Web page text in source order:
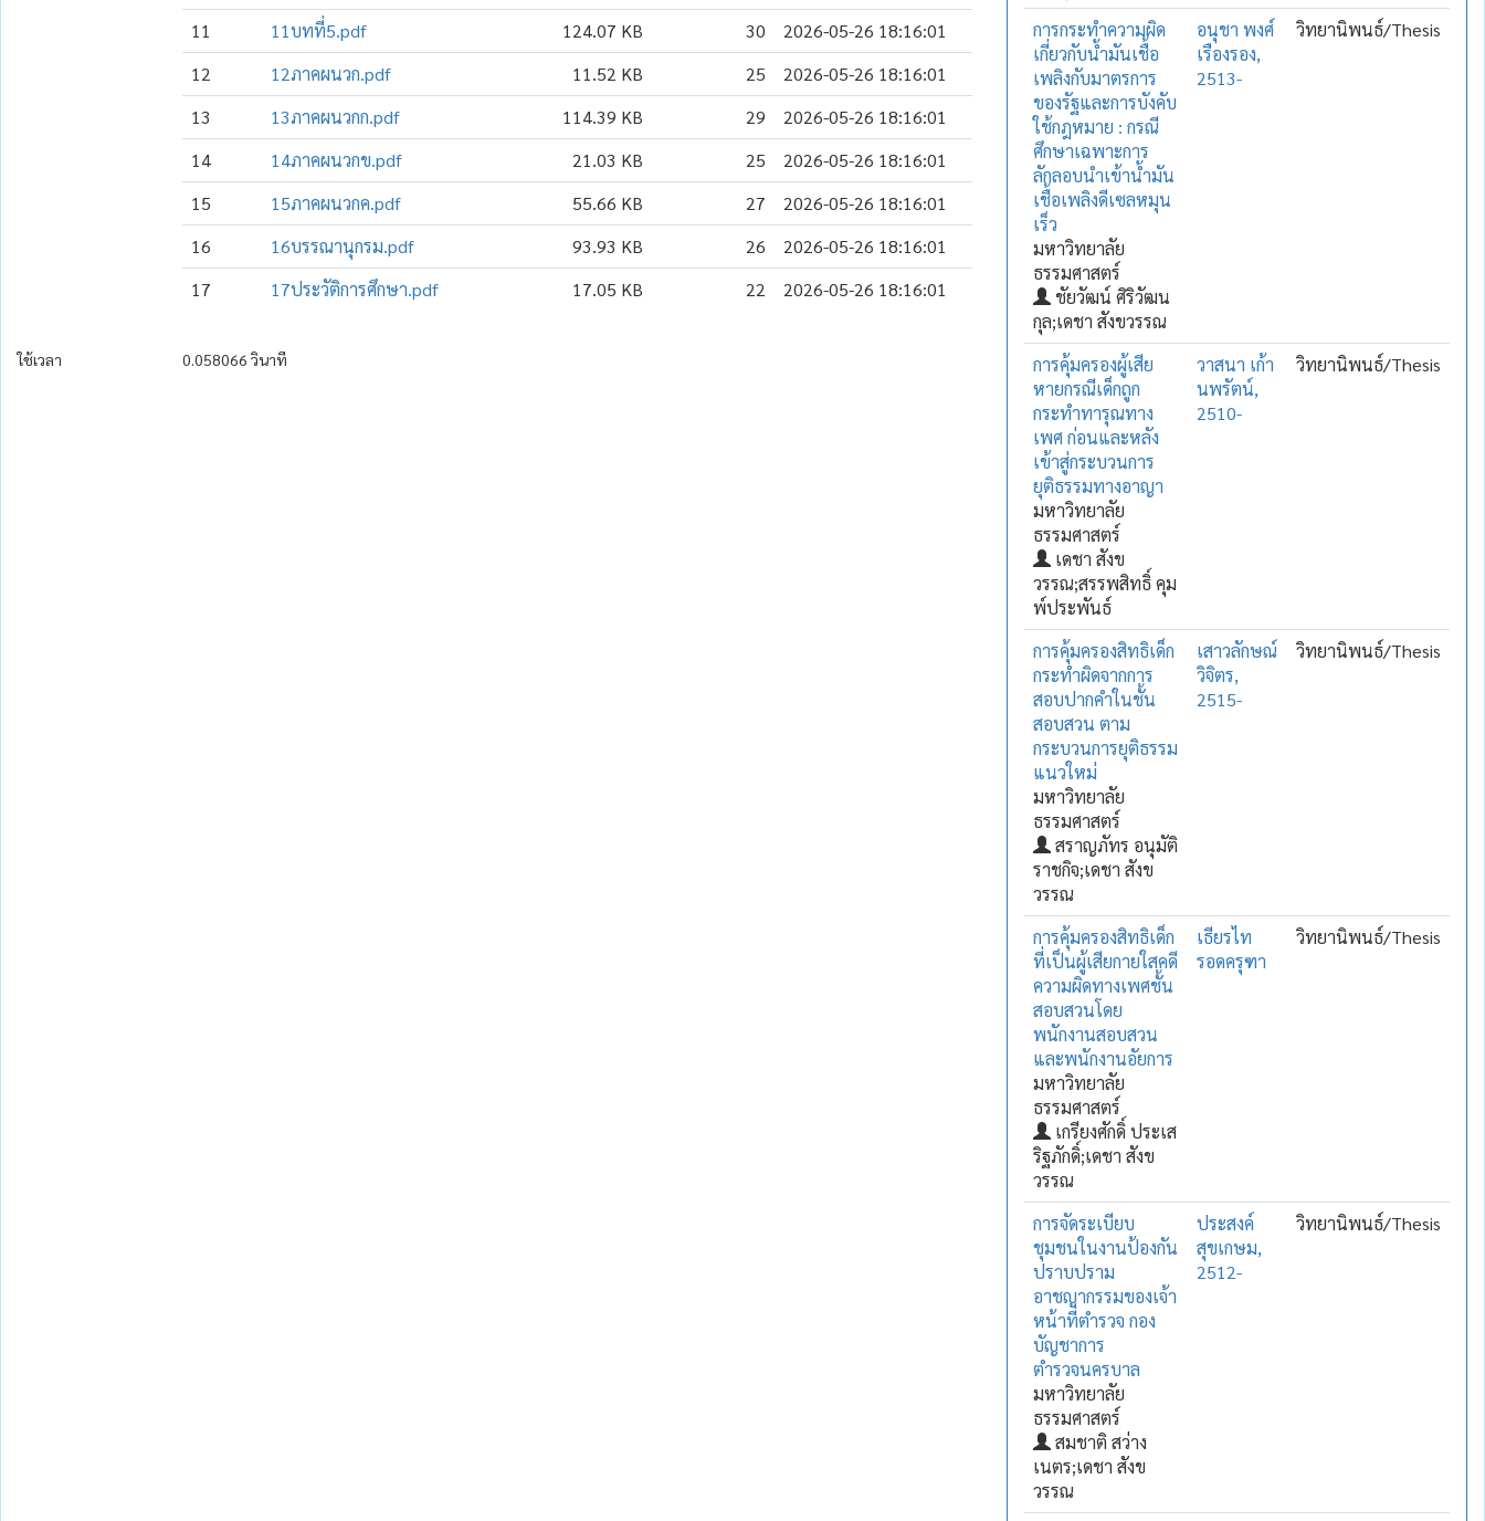
11
11บทที่5.pdf 124.07 KB 30
2026-05-26 18:16:01
12
12ภาคผนวก.pdf 11.52 KB 25
2026-05-26 18:16:01
13
13ภาคผนวกก.pdf 114.39 KB 29
2026-05-26 18:16:01
14
14ภาคผนวกข.pdf 21.03 KB 25
2026-05-26 18:16:01
15
15ภาคผนวกค.pdf 55.66 KB 27
2026-05-26 18:16:01
16
16บรรณานุกรม.pdf 93.93 KB 26
2026-05-26 18:16:01
17
17ประวัติการศึกษา.pdf 17.05 KB 22 2026-05-26 18:16:01
ใช้เวลา 0.058066 วินาที
การกระทำความผิด
เกี่ยวกับน้ำมันเชื้อ
เพลิงกับมาตรการ
ของรัฐและการบังคับ
ใช้กฎหมาย : กรณี
ศึกษาเฉพาะการ
ลักลอบนำเข้าน้ำมัน
เชื้อเพลิงดีเซลหมุน
เร็ว
มหาวิทยาลัย
ธรรมศาสตร์
ชัยวัฒน์ ศิริวัฒน
กุล;เดชา สังขวรรณ
อนุชา พงศ์
เรืองรอง,
2513-
วิทยานิพนธ์/Thesis
การคุ้มครองผู้เสีย
หายกรณีเด็กถูก
กระทำทารุณทาง
เพศ ก่อนและหลัง
เข้าสู่กระบวนการ
ยุติธรรมทางอาญา
มหาวิทยาลัย
ธรรมศาสตร์
เดชา สังข
วรรณ;สรรพสิทธิ์ คุม
พ์ประพันธ์
วาสนา เก้า
นพรัตน์,
2510-
วิทยานิพนธ์/Thesis
การคุ้มครองสิทธิเด็ก
กระทำผิดจากการ
สอบปากคำในชั้น
สอบสวน ตาม
กระบวนการยุติธรรม
แนวใหม่
มหาวิทยาลัย
ธรรมศาสตร์
สราญภัทร อนุมัติ
ราชกิจ;เดชา สังข
วรรณ
เสาวลักษณ์
วิจิตร,
2515-
วิทยานิพนธ์/Thesis
การคุ้มครองสิทธิเด็ก
ที่เป็นผู้เสียกายใสคดี
ความผิดทางเพศชั้น
สอบสวนโดย
พนักงานสอบสวน
และพนักงานอัยการ
มหาวิทยาลัย
ธรรมศาสตร์
เกรียงศักดิ์ ประเส
ริฐภักดิ์;เดชา สังข
วรรณ
เธียรไท
รอดครุฑา
วิทยานิพนธ์/Thesis
การจัดระเบียบ
ชุมชนในงานป้องกัน
ปราบปราม
อาชญากรรมของเจ้า
หน้าที่ตำรวจ กอง
บัญชาการ
ตำรวจนครบาล
มหาวิทยาลัย
ธรรมศาสตร์
สมชาติ สว่าง
เนตร;เดชา สังข
วรรณ
ประสงค์
สุขเกษม,
2512-
วิทยานิพนธ์/Thesis